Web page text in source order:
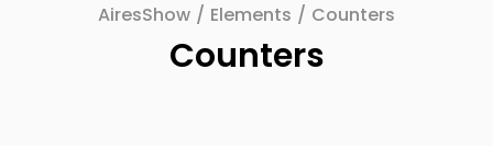
AiresShow / Elements / Counters
Counters